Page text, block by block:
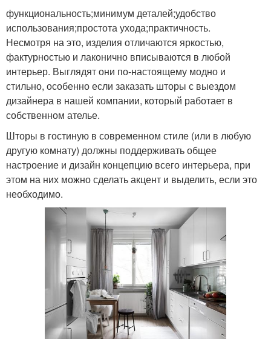
функциональность;минимум деталей;удобство
использования;простота ухода;практичность.
Несмотря на это, изделия отличаются яркостью,
фактурностью и лаконично вписываются в любой
интерьер. Выглядят они по-настоящему модно и
стильно, особенно если заказать шторы с выездом
дизайнера в нашей компании, который работает в
собственном ателье.
Шторы в гостиную в современном стиле (или в любую
другую комнату) должны поддерживать общее
настроение и дизайн концепцию всего интерьера, при
этом на них можно сделать акцент и выделить, если это
необходимо.